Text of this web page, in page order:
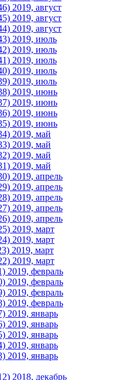
2019, август
2019, август
2019, август
2019, июль
2019, июль
2019, июль
2019, июль
2019, июль
2019, июнь
2019, июнь
2019, июнь
2019, июнь
2019, май
2019, май
2019, май
2019, май
2019, апрель
2019, апрель
2019, апрель
2019, апрель
2019, апрель
2019, март
2019, март
2019, март
2019, март
2019, февраль
2019, февраль
2019, февраль
2019, февраль
2019, январь
2019, январь
2019, январь
2019, январь
2019, январь
2018, декабрь